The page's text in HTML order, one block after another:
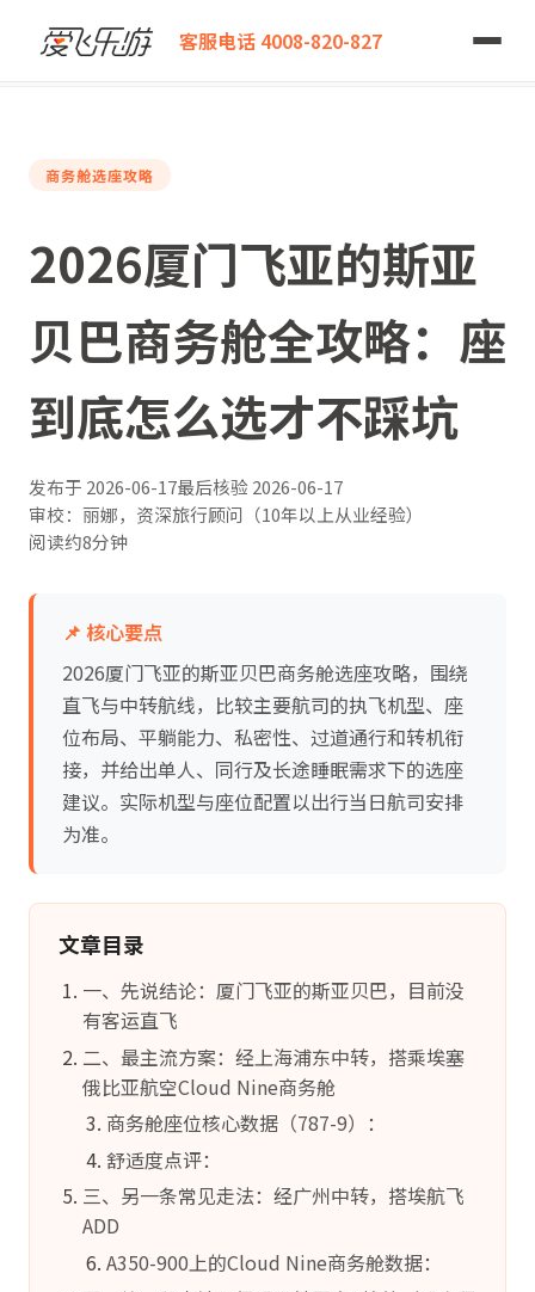
客服电话 4008-820-827
爱飞乐游
2026厦门飞亚的斯亚贝巴商务舱全攻略：座到底怎么选才不踩坑
商务舱选座攻略
2026厦门飞亚的斯亚
贝巴商务舱全攻略：座
到底怎么选才不踩坑
发布于 2026-06-17最后核验2026-06-17
审校：丽娜，资深旅行顾问（10年以上从业经验）
阅读约8分钟
📌 核心要点
2026厦门飞亚的斯亚贝巴商务舱选座攻略，围绕
直飞与中转航线，比较主要航司的执飞机型、座
位布局、平躺能力、私密性、过道通行和转机衔
接，并给出单人、同行及长途睡眠需求下的选座
建议。实际机型与座位配置以出行当日航司安排
为准。
文章目录
一、先说结论：厦门飞亚的斯亚贝巴，目前没
有客运直飞
二、最主流方案：经上海浦东中转，搭乘埃塞
俄比亚航空Cloud Nine商务舱
商务舱座位核心数据（787-9）：
舒适度点评：
三、另一条常见走法：经广州中转，搭埃航飞
ADD
A350-900上的Cloud Nine商务舱数据：